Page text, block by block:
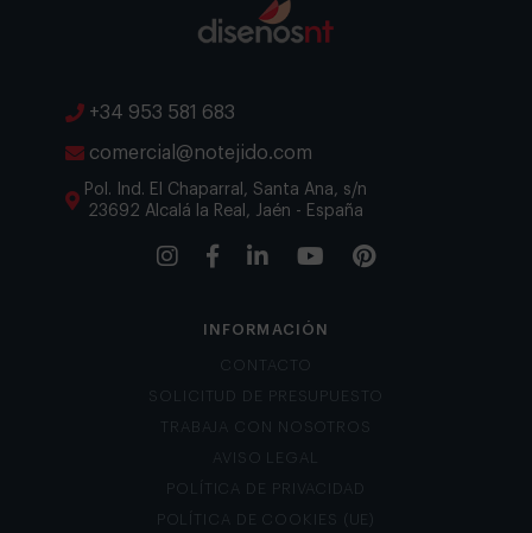
+34 953 581 683
comercial@notejido.com
Pol. Ind. El Chaparral, Santa Ana, s/n
23692 Alcalá la Real, Jaén - España
INFORMACIÓN
AVISO LEGAL
POLÍTICA DE COOKIES (UE)